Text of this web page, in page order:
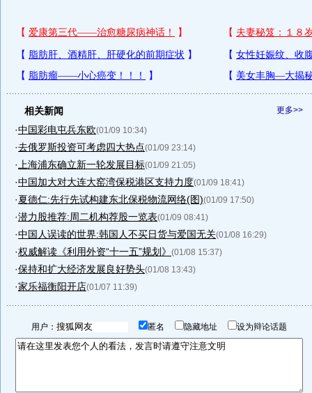
更多>>
相关新闻
·中国彩电屯兵东欧(01/09 10:34)
·去俄罗斯投资可考虑四大热点(01/09 23:14)
· 上海浦东确立新一轮发展目标(01/09 21:05)
·中国加大对大连大窑湾保税港区支持力度(01/09 18:41)
·夏德仁:先行先试构建东北保税物流网络(图)(01/09 17:50)
·潜力股推荐:周二机构荐股一览表(01/09 08:41)
·中国人误读的世界:韩国人不买日货与爱国无关(01/08 16:29)
·权威解读《利用外资“十一五”规划》 (01/08 15:37)
·保持和扩大经济发展良好势头(01/08 13:43)
·家乐福衡阳开店(01/07 11:39)
用户： 匿名 隐藏地址 设为辩论话题